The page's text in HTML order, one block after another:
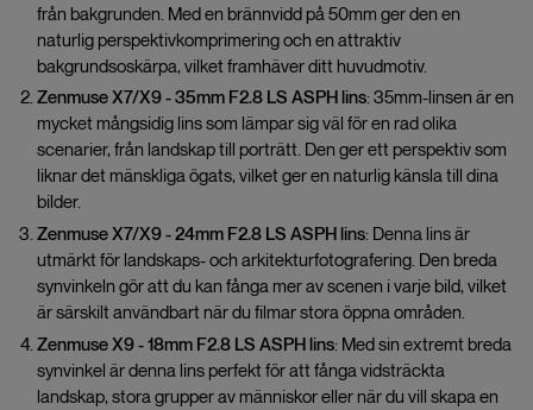
från bakgrunden. Med en brännvidd på 50mm ger den en
naturlig perspektivkomprimering och en attraktiv
bakgrundsoskärpa, vilket framhäver ditt huvudmotiv.
Zenmuse X7/X9 - 35mm F2.8 LS ASPH lins: 35mm-linsen är en
mycket mångsidig lins som lämpar sig väl för en rad olika
scenarier, från landskap till porträtt. Den ger ett perspektiv som
liknar det mänskliga ögats, vilket ger en naturlig känsla till dina
bilder.
Zenmuse X7/X9 - 24mm F2.8 LS ASPH lins: Denna lins är
utmärkt för landskaps- och arkitekturfotografering. Den breda
synvinkeln gör att du kan fånga mer av scenen i varje bild, vilket
är särskilt användbart när du filmar stora öppna områden.
Zenmuse X9 - 18mm F2.8 LS ASPH lins: Med sin extremt breda
synvinkel är denna lins perfekt för att fånga vidsträckta
landskap, stora grupper av människor eller när du vill skapa en